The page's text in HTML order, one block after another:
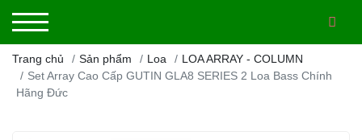
Trang chủ Sản phẩm Loa
LOA ARRAY - COLUMN
Set Array Cao Cấp GUTIN GLA8 SERIES 2 Loa Bass Chính
Hãng Đức